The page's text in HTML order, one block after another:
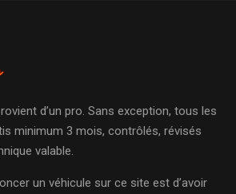
d’un pro. Sans exception, tous les
minimum 3 mois, contrôlés, révisés
valable.
un véhicule sur ce site est d’avoir